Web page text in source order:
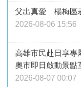
父出真愛 楊梅區
2026-08-06 15:56
高雄市民赴日享
奧市即日啟動景點
2026-08-07 00:07